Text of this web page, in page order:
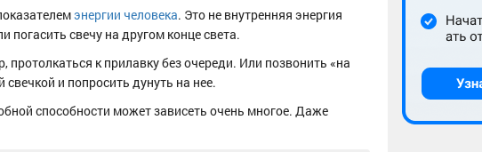
энергии человека. Это не внутренняя энергия
свечу на другом конце света.
к прилавку без очереди. Или позвонить «на
и попросить дунуть на нее.
способности может зависеть очень многое. Даже